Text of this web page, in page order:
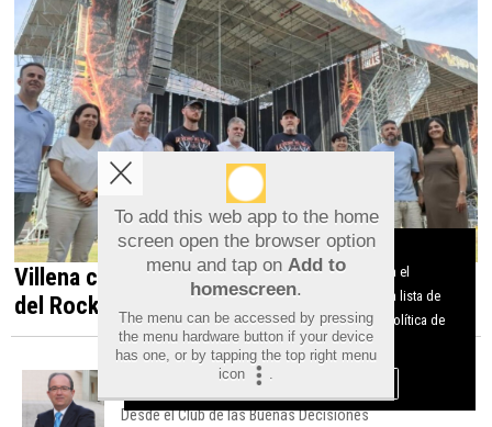
Villena celebra el XX aniversario de Leyendas
del Rock con 60 bandas internacionales
Desde el Club de las Buenas Decisiones
To add this web app to the home
screen open the browser option
menu and tap on Add to
homescreen.
The menu can be accessed by pressing
the menu hardware button if your device
has one, or by tapping the top right menu
icon
.
Aviso sobre el Uso de cookies:
Utilizamos cookies nuestras y de terceros para el
funcionamiento del digital. Puedes consultar la lista de
cookies y como desconectarlas. Ver nuestra Política de
Privacidad y Cookies
Aceptar Cookies